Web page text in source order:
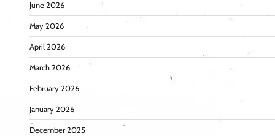
June 2026
May 2026
April 2026
March 2026
February 2026
January 2026
December 2025